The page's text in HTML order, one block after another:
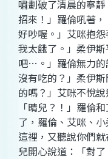
嘯劃破了清晨的寧
招來！」羅倫吼著
好吵喔。」艾咪抱
我太餓了。」柔伊
吧… 。」羅倫無力
沒有吃的？」柔伊
的嗎？」艾咪不悅
「晴兒？！」羅倫
了，羅倫、艾咪、
這裡，又聽說你們
兒開心說道：「對